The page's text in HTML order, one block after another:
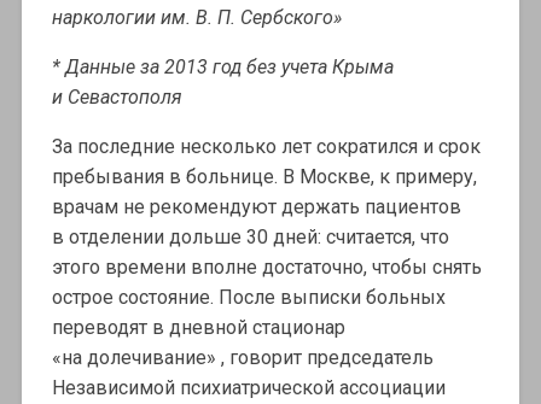
наркологии им. В. П. Сербского»
* Данные за 2013 год без учета Крыма
и Севастополя
За последние несколько лет сократился и срок
пребывания в больнице. В Москве, к примеру,
врачам не рекомендуют держать пациентов
в отделении дольше 30 дней: считается, что
этого времени вполне достаточно, чтобы снять
острое состояние. После выписки больных
переводят в дневной стационар
«на долечивание» , говорит председатель
Независимой психиатрической ассоциации